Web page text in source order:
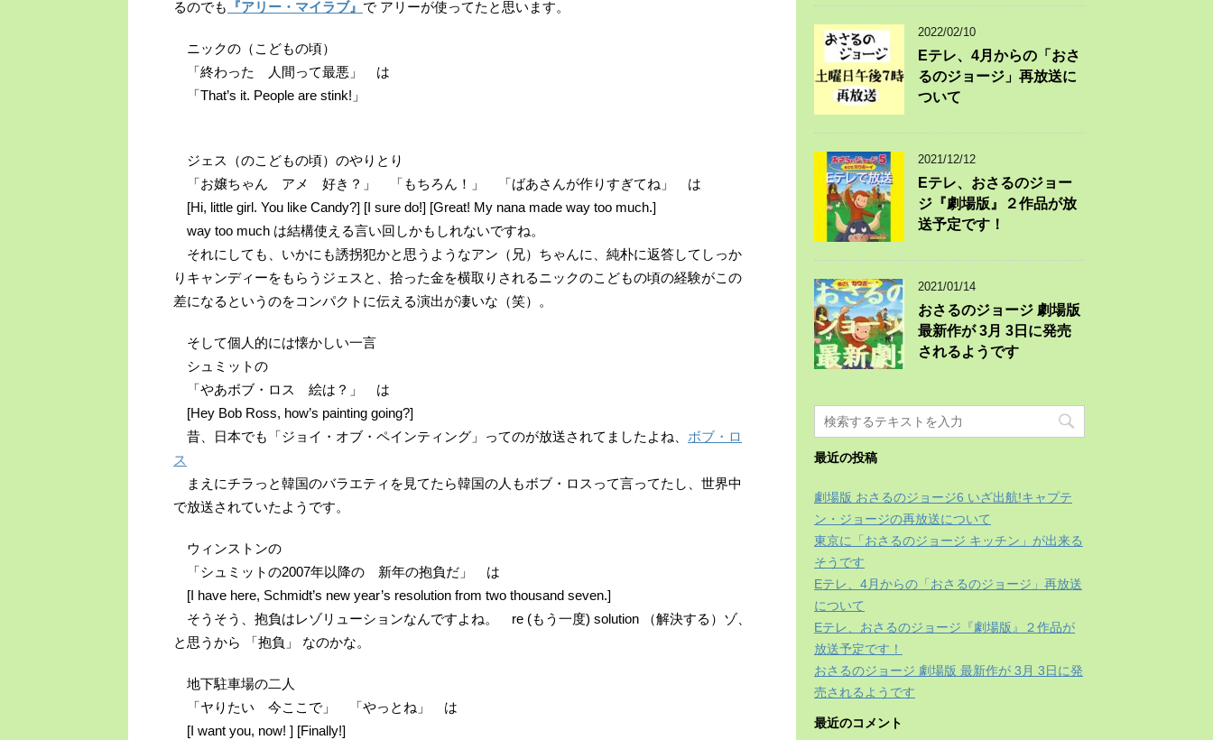
るのでも
『アリー・マイラブ』 で アリーが使ってたと思います。
ニックの（こどもの頃）
「終わった 人間って最悪」 は
「That’s it. People are stink!」
ジェス（のこどもの頃）のやりとり
「お嬢ちゃん アメ 好き？」 「もちろん！」 「ばあさんが作りすぎてね」 は
[Hi, little girl. You like Candy?] [I sure do!] [Great! My nana made way too much.]
way too much は結構使える言い回しかもしれないですね。
それにしても、いかにも誘拐犯かと思うようなアン（兄）ちゃんに、純朴に返答してしっか
りキャンディーをもらうジェスと、拾った金を横取りされるニックのこどもの頃の経験がこの
差になるというのをコンパクトに伝える演出が凄いな（笑）。
そして個人的には懐かしい一言
シュミットの
「やあボブ・ロス 絵は？」 は
[Hey Bob Ross, how’s painting going?]
昔、日本でも「ジョイ・オブ・ペインティング」ってのが放送されてましたよね、 ボブ・ロ
ス
まえにチラっと韓国のバラエティを見てたら韓国の人もボブ・ロスって言ってたし、世界中
で放送されていたようです。
ウィンストンの
「シュミットの2007年以降の 新年の抱負だ」 は
[I have here, Schmidt’s new year’s resolution from two thousand seven.]
そうそう、抱負はレゾリューションなんですよね。 re (もう一度) solution （解決する）ゾ、
と思うから 「抱負」 なのかな。
地下駐車場の二人
「ヤりたい 今ここで」 「やっとね」 は
[I want you, now! ] [Finally!]
2022/02/10
Eテレ、4月からの「おさ
るのジョージ」再放送に
ついて
2021/12/12
Eテレ、おさるのジョー
ジ『劇場版』２作品が放
送予定です！
2021/01/14
おさるのジョージ 劇場版
最新作が 3月 3日に発売
されるようです
最近の投稿
劇場版 おさるのジョージ6 いざ出航!キャプテ
ン・ジョージの再放送について
東京に「おさるのジョージ キッチン」が出来る
そうです
Eテレ、4月からの「おさるのジョージ」再放送
について
Eテレ、おさるのジョージ『劇場版』２作品が
放送予定です！
おさるのジョージ 劇場版 最新作が 3月 3日に発
売されるようです
最近のコメント